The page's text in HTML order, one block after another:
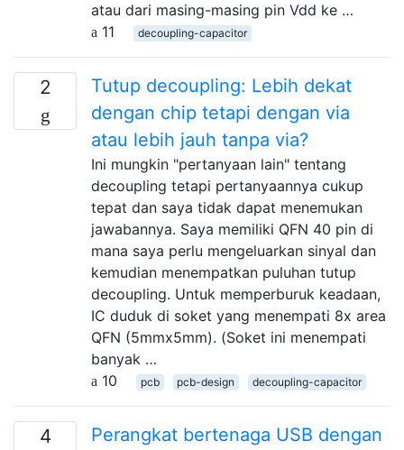
atau dari masing-masing pin Vdd ke …
11
decoupling-capacitor
2
Tutup decoupling: Lebih dekat
dengan chip tetapi dengan via
atau lebih jauh tanpa via?
Ini mungkin "pertanyaan lain" tentang
decoupling tetapi pertanyaannya cukup
tepat dan saya tidak dapat menemukan
jawabannya. Saya memiliki QFN 40 pin di
mana saya perlu mengeluarkan sinyal dan
kemudian menempatkan puluhan tutup
decoupling. Untuk memperburuk keadaan,
IC duduk di soket yang menempati 8x area
QFN (5mmx5mm). (Soket ini menempati
banyak …
10
pcb pcb-design decoupling-capacitor
4
Perangkat bertenaga USB dengan